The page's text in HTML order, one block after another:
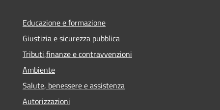
Educazione e formazione
Giustizia e sicurezza pubblica
Tributi,finanze e contravvenzioni
Ambiente
Salute, benessere e assistenza
Autorizzazioni